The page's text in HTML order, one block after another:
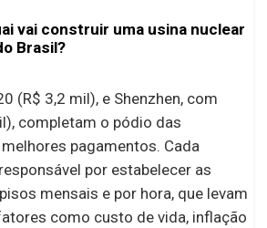
vai construir uma usina nuclear
Brasil?
(R$ 3,2 mil), e Shenzhen, com
completam o pódio das
pagamentos. Cada
por estabelecer as
mensais e por hora, que levam
como custo de vida, inflação